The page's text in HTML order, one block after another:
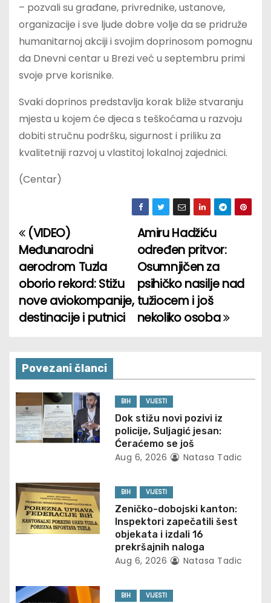
– pozvali su građane, privrednike, ustanove,
organizacije i sve ljude dobre volje da se pridruže
humanitarnoj akciji i svojim doprinosom pomognu
da Dnevni centar u Brezi već u septembru primi
svoje prve korisnike.
Svaki doprinos predstavlja korak bliže stvaranju
mjesta u kojem će djeca s teškoćama u razvoju
dobiti stručnu podršku, sigurnost i priliku za
kvalitetniji razvoj u vlastitoj lokalnoj zajednici.
(Centar)
P
o
s
t
a
v
i
g
t
i
Amiru Hadžiću
određen pritvor:
Osumnjičen za
psihičko nasilje nad
tužiocem i još
nekoliko osoba
(VIDEO)
Međunarodni
aerodrom Tuzla
oborio rekord: Stižu
nove aviokompanije,
destinacije i putnici
Povezani članci
BIH VIJESTI
Dok stižu novi pozivi iz
policije, Suljagić jesan:
Ćeraćemo se još
Aug 6, 2026 Natasa Tadic
BIH VIJESTI
Zeničko-dobojski kanton:
Inspektori zapečatili šest
objekata i izdali 16
prekršajnih naloga
Aug 6, 2026 Natasa Tadic
BIH VIJESTI